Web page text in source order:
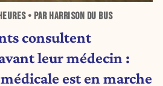
• PAR HARRISON DU BUS
consultent
leur médecin :
est en marche